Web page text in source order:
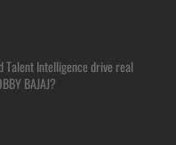
Talent Intelligence drive real
BAJAJ?